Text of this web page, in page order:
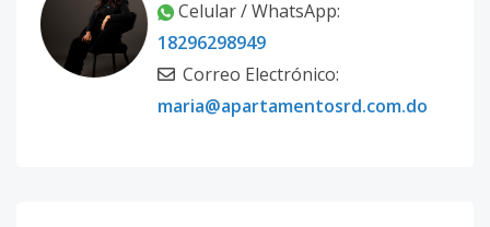
Celular / WhatsApp:
18296298949
Correo Electrónico:
maria@apartamentosrd.com.do